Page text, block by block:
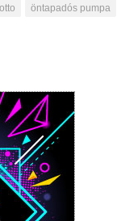
öntapadós pumpa